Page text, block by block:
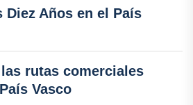
Diez Años en el País
rutas comerciales
Vasco